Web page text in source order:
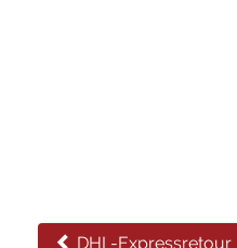
DHL-Expressretour